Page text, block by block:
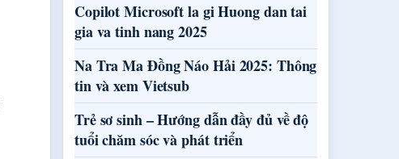
Copilot Microsoft la gi Huong dan tai
gia va tinh nang 2025
Na Tra Ma Đồng Náo Hải 2025: Thông
tin và xem Vietsub
Trẻ sơ sinh – Hướng dẫn đầy đủ về độ
tuổi chăm sóc và phát triển